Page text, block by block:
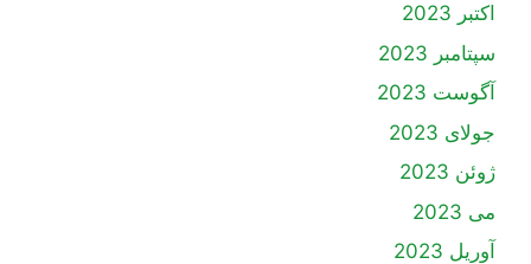
اکتبر 2023
سپتامبر 2023
آگوست 2023
جولای 2023
ژوئن 2023
می 2023
آوریل 2023